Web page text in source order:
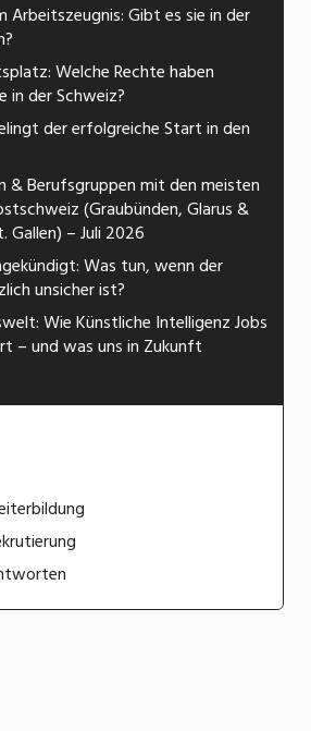
Arbeitszeugnis: Gibt es sie in der
Welche Rechte haben
in der Schweiz?
der erfolgreiche Start in den
& Berufsgruppen mit den meisten
(Graubünden, Glarus &
Gallen) – Juli 2026
Was tun, wenn der
unsicher ist?
Wie Künstliche Intelligenz Jobs
– und was uns in Zukunft